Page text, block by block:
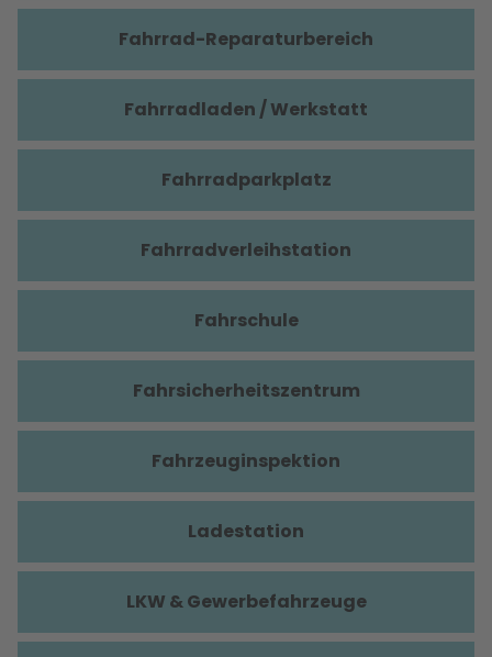
Fahrrad-Reparaturbereich
Fahrradladen / Werkstatt
Fahrradparkplatz
Fahrradverleihstation
Fahrschule
Fahrsicherheitszentrum
Fahrzeuginspektion
Ladestation
LKW & Gewerbefahrzeuge